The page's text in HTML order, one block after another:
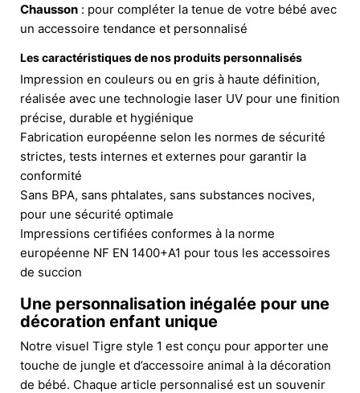
Chausson : pour compléter la tenue de votre bébé avec
un accessoire tendance et personnalisé
Les caractéristiques de nos produits personnalisés
Impression en couleurs ou en gris à haute définition,
réalisée avec une technologie laser UV pour une finition
précise, durable et hygiénique
Fabrication européenne selon les normes de sécurité
strictes, tests internes et externes pour garantir la
conformité
Sans BPA, sans phtalates, sans substances nocives,
pour une sécurité optimale
Impressions certifiées conformes à la norme
européenne NF EN 1400+A1 pour tous les accessoires
de succion
Une personnalisation inégalée pour une
décoration enfant unique
Notre visuel Tigre style 1 est conçu pour apporter une
touche de jungle et d’accessoire animal à la décoration
de bébé. Chaque article personnalisé est un souvenir